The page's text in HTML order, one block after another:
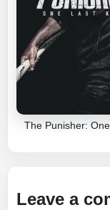
The Punisher:
Leave a